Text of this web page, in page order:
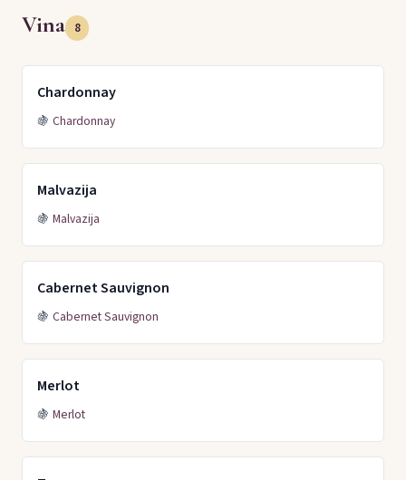
Vina 8
Chardonnay
🍇 Chardonnay
Malvazija
🍇 Malvazija
Cabernet Sauvignon
🍇 Cabernet Sauvignon
Merlot
🍇 Merlot